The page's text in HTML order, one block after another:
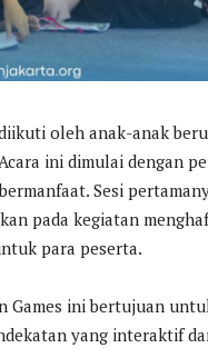
oleh anak-anak
ini dimulai dengan
Sesi
pada kegiatan
para peserta.
Games ini bertujuan
yang interaktif